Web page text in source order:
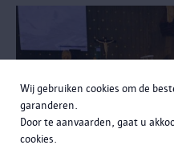
Wij gebruiken cookies om de
garanderen.
Door te aanvaarden, gaat u
cookies.